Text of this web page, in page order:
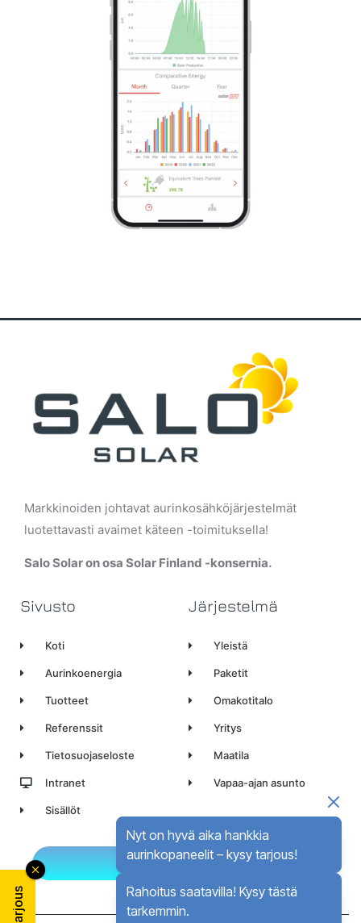
Nyt on hyvä aika hankkia
aurinkopaneelit – kysy tarjous!
Rahoitus saatavilla! Kysy tästä
tarkemmin.
Markkinoiden johtavat aurinkosähköjärjestelmät
luotettavasti avaimet käteen -toimituksella!
Salo Solar on osa Solar Finland -konsernia.
Sivusto
Koti
Aurinkoenergia
Tuotteet
Referenssit
Tietosuojaseloste
Intranet
Sisällöt
Järjestelmä
Yleistä
Paketit
Omakotitalo
Yritys
Maatila
Vapaa-ajan asunto
Ota yhteyttä